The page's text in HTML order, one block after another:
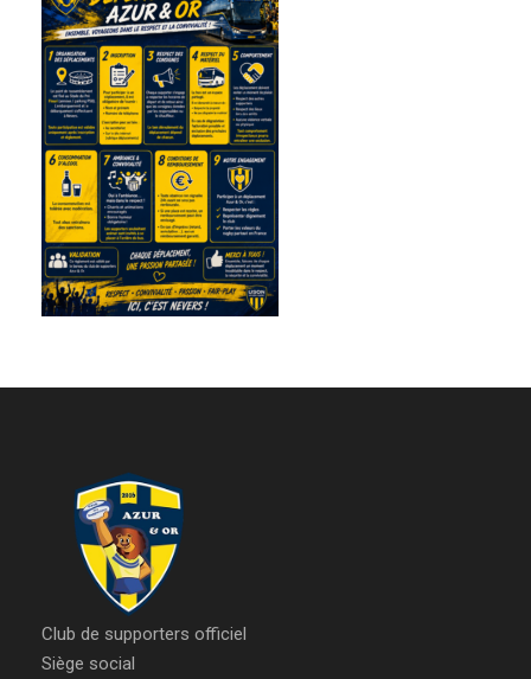
Club de supporters officiel
Siège social